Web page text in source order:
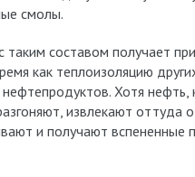
смолы.
таким составом получает
как теплоизоляцию
Хотя
извлекают
и получают вспененные